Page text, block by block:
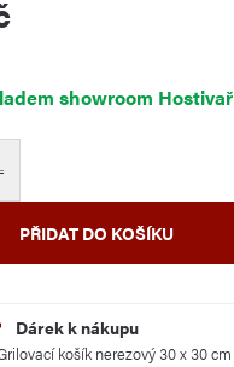
showroom Hostivař
PŘIDAT DO KOŠÍKU
košík nerezový 30 x 30 cm